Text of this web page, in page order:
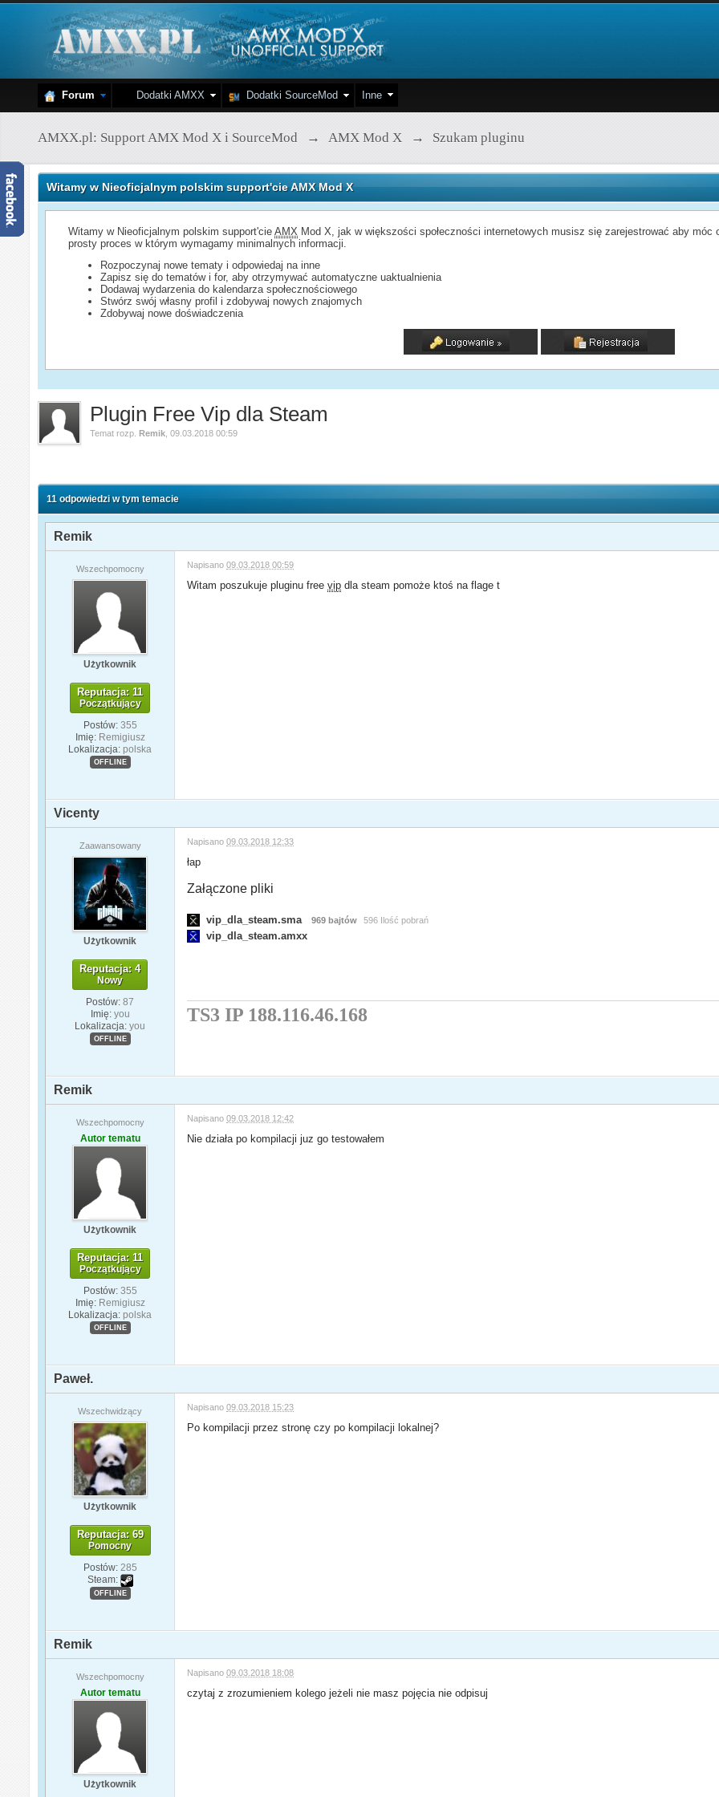
Forum Dodatki AMXX Dodatki SourceMod Inne
AMXX.pl: Support AMX Mod X i SourceMod → AMX Mod X → Szukam pluginu
Witamy w Nieoficjalnym polskim support'cie AMX Mod X
Witamy w Nieoficjalnym polskim support'cieAMX Mod X, jak w większości społeczności internetowych musisz się zarejestrować aby
prosty proces w którym wymagamy minimalnych informacji.
Rozpoczynaj nowe tematy i odpowiedaj na inne
Zapisz się do tematów i for, aby otrzymywać automatyczne uaktualnienia
Dodawaj wydarzenia do kalendarza społecznościowego
Stwórz swój własny profil i zdobywaj nowych znajomych
Zdobywaj nowe doświadczenia
Plugin Free Vip dla Steam
Temat rozp.Remik ,09.03.2018 00:59
11 odpowiedzi w tym temacie
Remik
Wszechpomocny
Użytkownik
Reputacja: 11
Początkujący
Postów: 355
Imię: Remigiusz
Lokalizacja: polska
OFFLINE
Napisano09.03.2018 00:59
Witam poszukuje pluginu freevip dla steam pomoże ktoś na flage t
Vicenty
Zaawansowany
Użytkownik
Reputacja: 4
Nowy
Postów: 87
Imię: you
Lokalizacja: you
OFFLINE
Napisano09.03.2018 12:33
łap
Załączone pliki
vip_dla_steam.sma 969 bajtów 596 Ilość pobrań
vip_dla_steam.amxx
TS3 IP 188.116.46.168
Remik
Wszechpomocny
Autor tematu
Użytkownik
Reputacja: 11
Początkujący
Postów: 355
Imię: Remigiusz
Lokalizacja: polska
OFFLINE
Napisano09.03.2018 12:42
Nie działa po kompilacji juz go testowałem
Paweł.
Wszechwidzący
Użytkownik
Reputacja: 69
Pomocny
Postów: 285
Steam:
OFFLINE
Napisano09.03.2018 15:23
Po kompilacji przez stronę czy po kompilacji lokalnej?
Remik
Wszechpomocny
Autor tematu
Użytkownik
Napisano09.03.2018 18:08
czytaj z zrozumieniem kolego jeżeli nie masz pojęcia nie odpisuj